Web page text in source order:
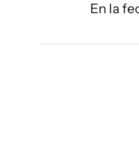
En la